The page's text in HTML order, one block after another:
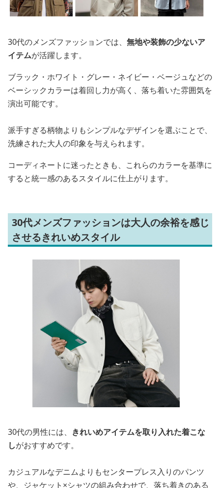
30代のメンズファッションでは、 無地や装飾の少ないア
イテムが活躍します。
ブラック・ホワイト・グレー・ネイビー・ベージュなどの
ベーシックカラーは着回し力が高く、落ち着いた雰囲気を
演出可能です。
派手すぎる柄物よりもシンプルなデザインを選ぶことで、
洗練された大人の印象を与えられます。
コーディネートに迷ったときも、これらのカラーを基準に
すると統一感のあるスタイルに仕上がります。
30代メンズファッションは大人の余裕を感じ
させるきれいめスタイル
30代の男性には、 きれいめアイテムを取り入れた着こな
しがおすすめです。
カジュアルなデニムよりもセンタープレス入りのパンツ
や、ジャケット×シャツの組み合わせで、落ち着きのある